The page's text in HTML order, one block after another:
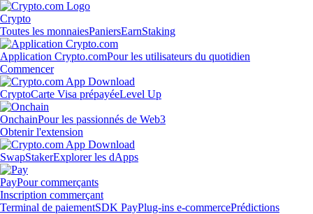
Crypto
Toutes les monnaiesPaniersEarnStaking
Application Crypto.comPour les utilisateurs du quotidien
Commencer
CryptoCarte Visa prépayéeLevel Up
OnchainPour les passionnés de Web3
Obtenir l'extension
SwapStakerExplorer les dApps
PayPour commerçants
Inscription commerçant
Terminal de paiementSDK PayPlug-ins e-commercePrédictions